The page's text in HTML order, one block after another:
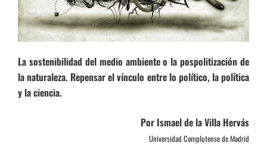
La sostenibilidad del medio ambiente o la pospolitización de
la naturaleza. Repensar el vínculo entre lo político, la política
y la ciencia.
Por Ismael de la Villa Hervás
Universidad Complutense de Madrid